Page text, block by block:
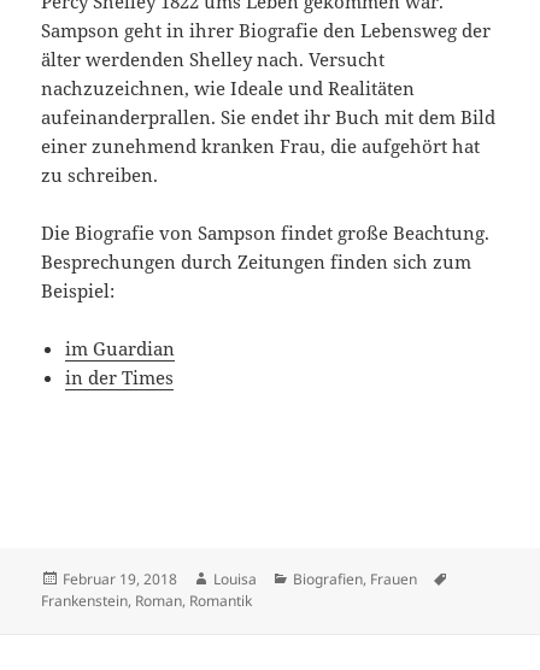
Sampson geht in ihrer Biografie den Lebensweg der
älter werdenden Shelley nach. Versucht
nachzuzeichnen, wie Ideale und Realitäten
aufeinanderprallen. Sie endet ihr Buch mit dem Bild
einer zunehmend kranken Frau, die aufgehört hat
zu schreiben.
Die Biografie von Sampson findet große Beachtung.
Besprechungen durch Zeitungen finden sich zum
Beispiel:
im Guardian
in der Times
Veröffentlicht
am
Februar 19, 2018 Autor
Louisa Kategorien
Biografien, Frauen
Frankenstein, Roman, Romantik